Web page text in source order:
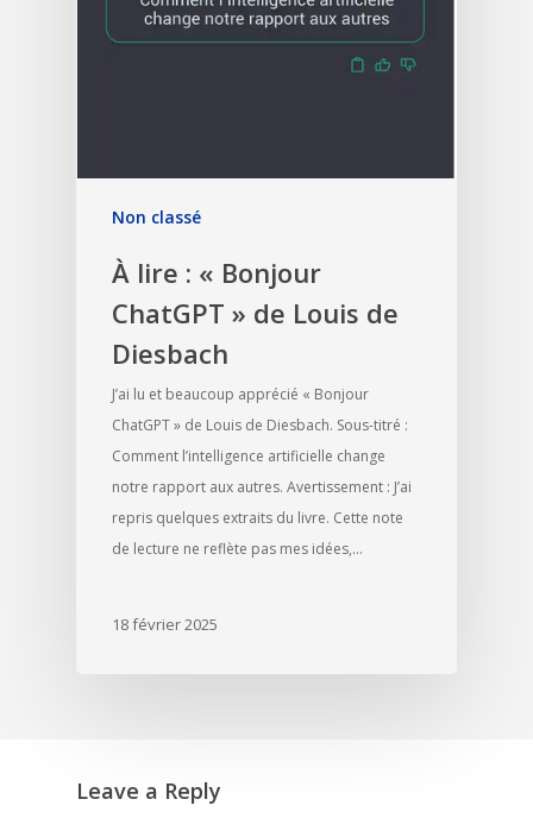
Non classé
À lire : « Bonjour
ChatGPT » de Louis de
Diesbach
J’ai lu et beaucoup apprécié « Bonjour
ChatGPT » de Louis de Diesbach. Sous-titré :
Comment l’intelligence artificielle change
notre rapport aux autres. Avertissement : J’ai
repris quelques extraits du livre. Cette note
de lecture ne reflète pas mes idées,…
18 février 2025
Leave a Reply